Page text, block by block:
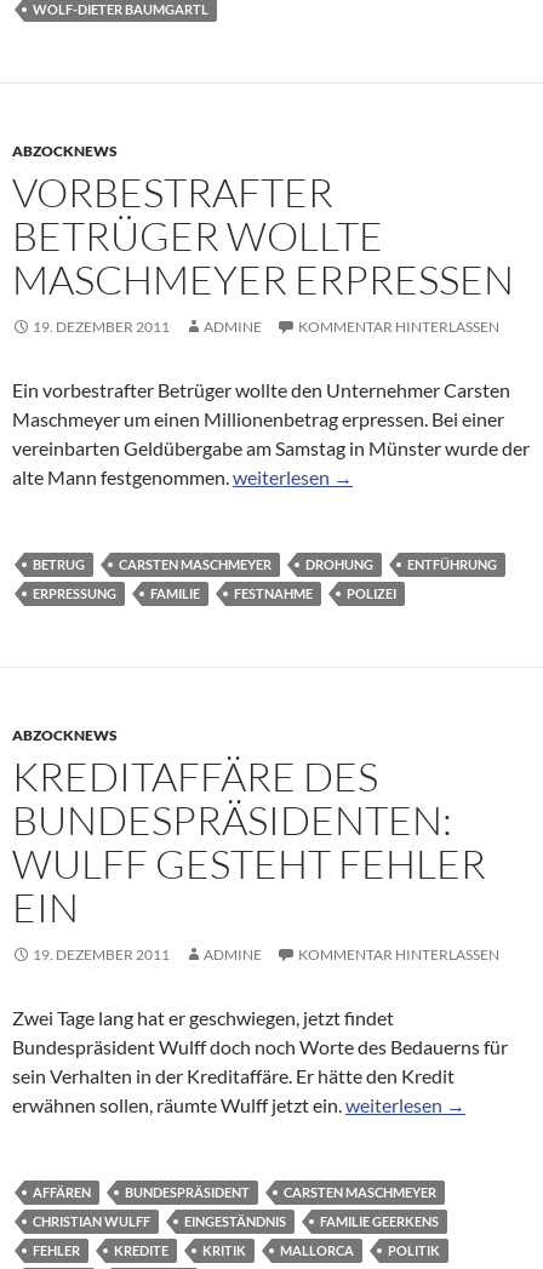
WOLF-DIETER BAUMGARTL
ABZOCKNEWS
VORBESTRAFTER
BETRÜGER WOLLTE
MASCHMEYER ERPRESSEN
19. DEZEMBER 2011 ADMINE KOMMENTAR HINTERLASSEN
Ein vorbestrafter Betrüger wollte den Unternehmer Carsten
Maschmeyer um einen Millionenbetrag erpressen. Bei einer
vereinbarten Geldübergabe am Samstag in Münster wurde der
alte Mann festgenommen.Vorbestrafter Betrüger wollte
weiterlesen →
BETRUG CARSTEN MASCHMEYER DROHUNG
ENTFÜHRUNG
ERPRESSUNG
FAMILIE FESTNAHME POLIZEI
ABZOCKNEWS
KREDITAFFÄRE DES
BUNDESPRÄSIDENTEN:
WULFF GESTEHT FEHLER
EIN
19. DEZEMBER 2011 ADMINE KOMMENTAR HINTERLASSEN
Zwei Tage lang hat er geschwiegen, jetzt findet
Bundespräsident Wulff doch noch Worte des Bedauerns für
sein Verhalten in der Kreditaffäre. Er hätte den Kredit
erwähnen sollen, räumte Wulff jetzt ein.Kreditaffäre des
weiterlesen →
AFFÄREN BUNDESPRÄSIDENT
CARSTEN MASCHMEYER
CHRISTIAN WULFF
EINGESTÄNDNIS
FAMILIE GEERKENS
FEHLER
KREDITE KRITIK MALLORCA
POLITIK